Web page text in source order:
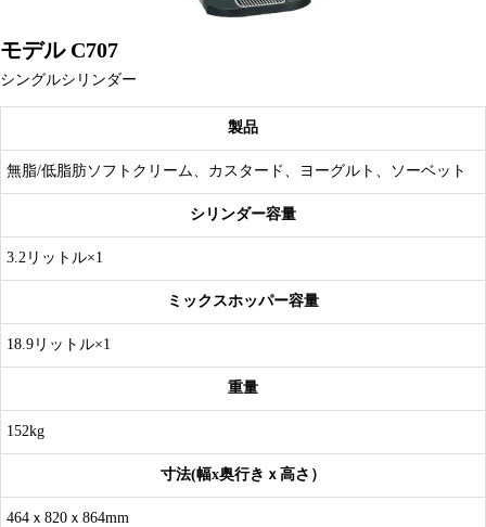
モデル C707
シングルシリンダー
製品
無脂/低脂肪ソフトクリーム、カスタード、ヨーグルト、ソーベット
シリンダー容量
3.2リットル×1
ミックスホッパー容量
18.9リットル×1
重量
152kg
寸法(幅x奥行きｘ高さ）
464ｘ820ｘ864mm